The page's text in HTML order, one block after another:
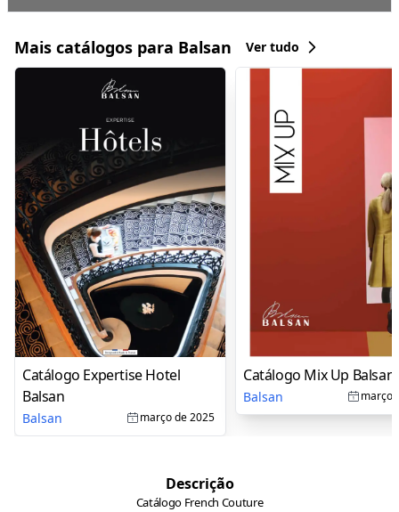
Mais catálogos para Balsan Ver tudo
Catálogo Expertise Hotel
Balsan
Balsan março de 2025
Catálogo Mix Up Balsan
Balsan março
Descrição
Catálogo French Couture